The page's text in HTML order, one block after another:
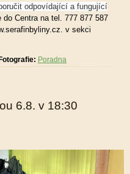
odpovídající a fungující
Centra na tel. 777 877 587
v sekci
Fotografie: Poradna
6.8. v 18:30